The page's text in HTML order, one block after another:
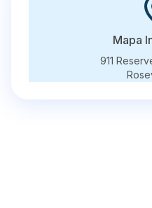
Mapa
911